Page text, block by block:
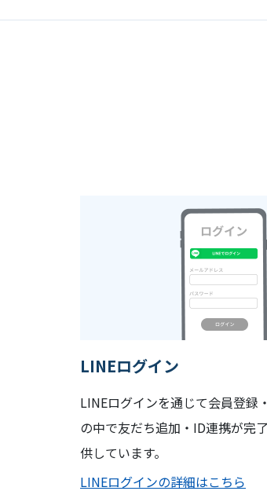
LINEログイン
LINEログインを通じて会員登録
の中で友だち追加・ID連携が完
供しています。
LINEログインの詳細はこちら